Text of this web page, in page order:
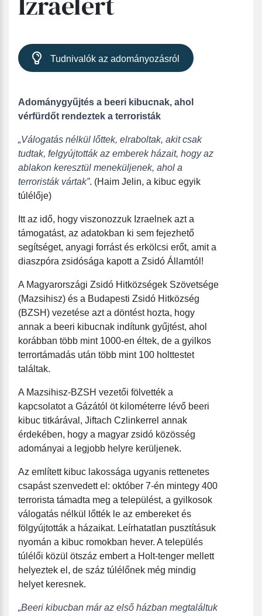
Tudnivalók az adományozásról
Adománygyűjtés a beeri kibucnak, ahol
vérfürdőt rendeztek a terroristák
„Válogatás nélkül lőttek, elraboltak, akit csak
tudtak, felgyújtották az emberek házait, hogy az
ablakon keresztül meneküljenek, ahol a
terroristák vártak”. (Haim Jelin, a kibuc egyik
túlélője)
Itt az idő, hogy viszonozzuk Izraelnek azt a
támogatást, az adatokban ki sem fejezhető
segítséget, anyagi forrást és erkölcsi erőt, amit a
diaszpóra zsidósága kapott a Zsidó Államtól!
A Magyarországi Zsidó Hitközségek Szövetsége
(Mazsihisz) és a Budapesti Zsidó Hitközség
(BZSH) vezetése azt a döntést hozta, hogy
annak a beeri kibucnak indítunk gyűjtést, ahol
korábban több mint 1000-en éltek, de a gyilkos
terrortámadás után több mint 100 holttestet
találtak.
A Mazsihisz-BZSH vezetői fölvették a
kapcsolatot a Gázától öt kilométerre lévő beeri
kibuc titkárával, Jiftach Czlinkerrel annak
érdekében, hogy a magyar zsidó közösség
adományai a legjobb helyre kerüljenek.
Az említett kibuc lakossága ugyanis rettenetes
csapást szenvedett el: október 7-én mintegy 400
terrorista támadta meg a települést, a gyilkosok
válogatás nélkül lőtték le az embereket és
fölgyújtották a házaikat. Leírhatatlan pusztításuk
nyomán a kibuc romokban hever. A település
túlélői közül ötszáz embert a Holt-tenger mellett
helyeztek el, de száz túlélőnek még mindig
helyet keresnek.
„Beeri kibucban már az első házban megtaláltuk